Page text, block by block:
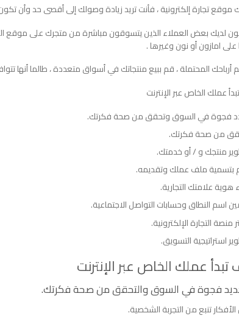
موقع تجارة إلكترونية ، فأنت تريد زيادة وصولك إلى أقصى حد
لديك بعض العملاء الذين يتسوقون مباشرة من متجرك على
على امازون أو نون وغيرها .
أرباحك المحتملة ، قم ببيع منتجاتك في أسواق متعددة ، طالما
عملك الخاص عبر الإنترنت
فجوة في السوق وتحقق من صحة فكرتك.
من صحة فكرتك.
منتجك و / أو خدمتك.
بتسمية ملف عملك وتقديمه.
هوية علامتك التجارية.
اسم النطاق وحسابات التواصل الاجتماعية.
منصة التجارة الإلكترونية.
استراتيجية التسويق.
عملك الخاص عبر الإنترنت
تنبع من التجربة الشخصية.